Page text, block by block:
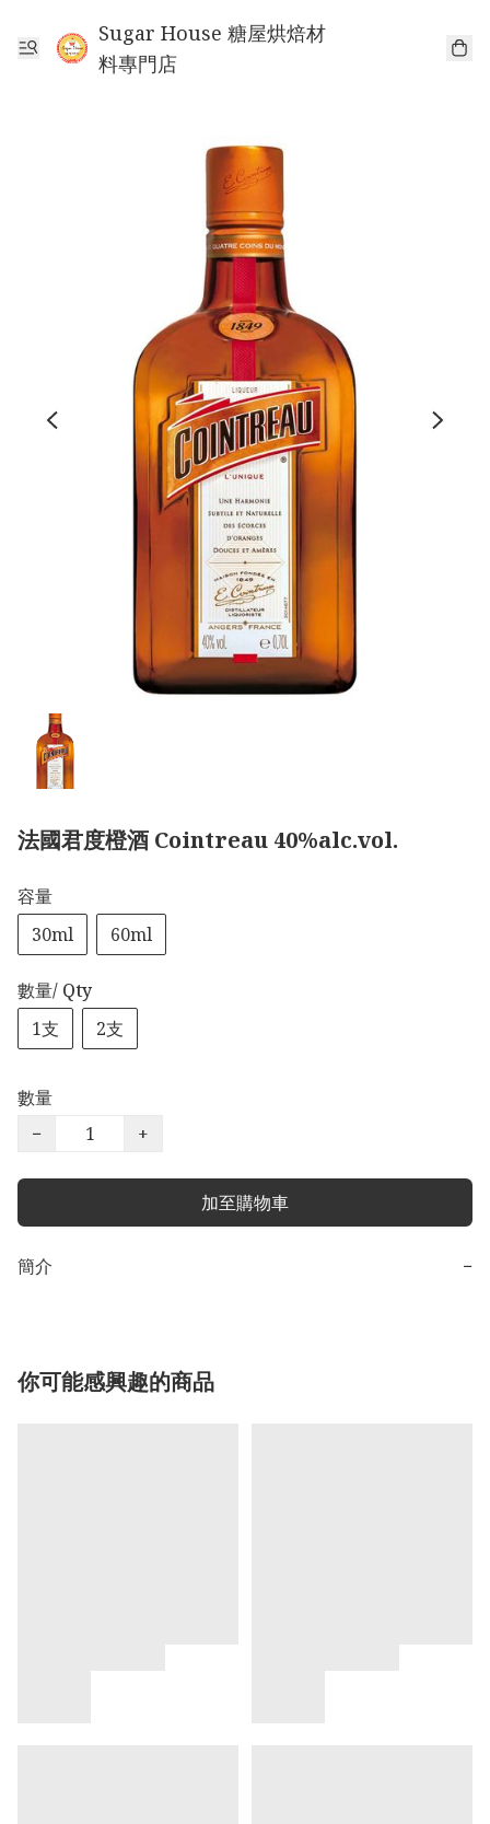
Sugar House 糖屋烘焙材
料專門店
法國君度橙酒 Cointreau 40%alc.vol.
容量
30ml
60ml
數量/ Qty
1支
2支
數量
−
+
加至購物車
簡介 −
你可能感興趣的商品